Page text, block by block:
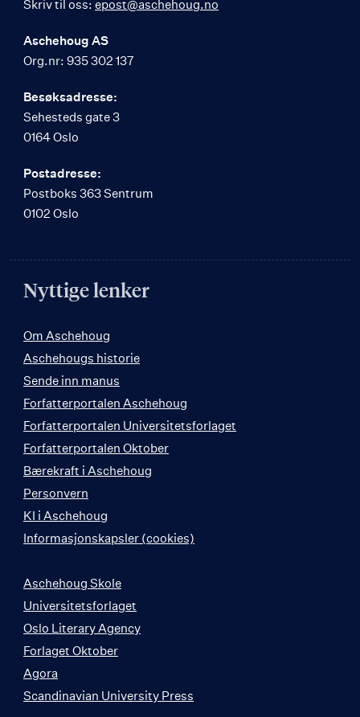
Skriv til oss: epost@aschehoug.no
Aschehoug AS
Org.nr: 935 302 137
Besøksadresse:
Sehesteds gate 3
0164 Oslo
Postadresse:
Postboks 363 Sentrum
0102 Oslo
Nyttige lenker
Om Aschehoug
Aschehougs historie
Sende inn manus
Forfatterportalen Aschehoug
Forfatterportalen Universitetsforlaget
Forfatterportalen Oktober
Bærekraft i Aschehoug
Personvern
KI i Aschehoug
Informasjonskapsler (cookies)
Aschehoug Skole
Universitetsforlaget
Oslo Literary Agency
Forlaget Oktober
Agora
Scandinavian University Press